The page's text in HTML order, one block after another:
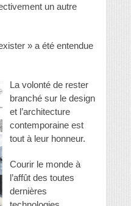
un autre
» a été entendue
La volonté de rester
branché sur le design
et l’architecture
contemporaine est
tout à leur honneur.
Courir le monde à
l’affût des toutes
dernières